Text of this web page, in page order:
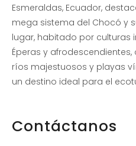
Esmeraldas, Ecuador,
mega sistema del Chocó y
lugar, habitado por culturas
Éperas y
ríos majestuosos y playas
un destino ideal para el
Contáctanos